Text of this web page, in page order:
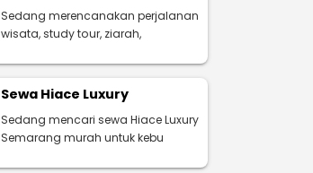
Sedang merencanakan perjalanan
wisata, study tour, ziarah,
Sewa Hiace Luxury
Sedang mencari sewa Hiace Luxury
Semarang murah untuk kebu